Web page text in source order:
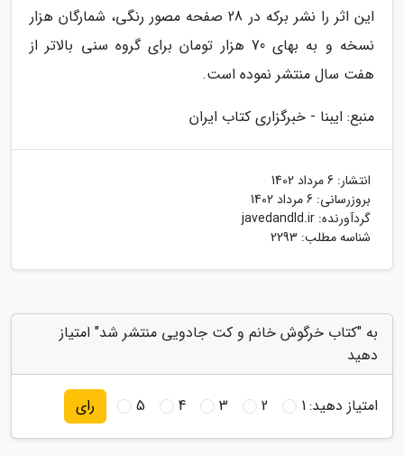
این اثر را نشر برکه در 28 صفحه مصور رنگی، شمارگان هزار
نسخه و به بهای 70 هزار تومان برای گروه سنی بالاتر از
هفت سال منتشر نموده است.
منبع: ایبنا - خبرگزاری کتاب ایران
انتشار: 6 مرداد 1402
بروزرسانی: 6 مرداد 1402
گردآورنده: javedandld.ir
شناسه مطلب: 2293
به "کتاب خرگوش خانم و کت جادویی منتشر شد" امتیاز
دهید
امتیاز دهید:1
2
3
4
5 رای